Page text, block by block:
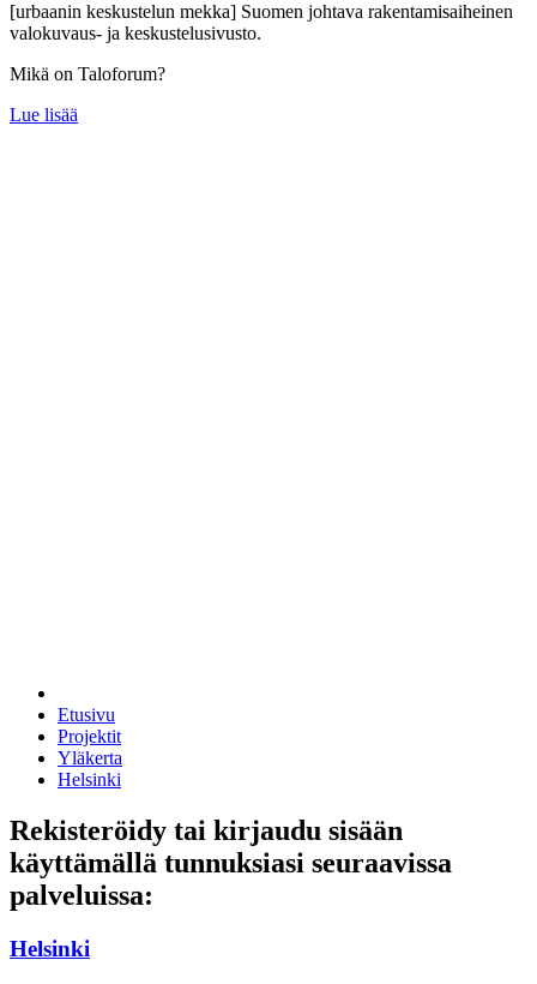
[urbaanin keskustelun mekka] Suomen johtava rakentamisaiheinen
valokuvaus- ja keskustelusivusto.
Mikä on Taloforum?
Lue lisää
Etusivu
Projektit
Yläkerta
Helsinki
Rekisteröidy tai kirjaudu sisään
käyttämällä tunnuksiasi seuraavissa
palveluissa:
Helsinki